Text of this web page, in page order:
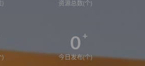
) 资源总数(个)
)
0
今日发布(个)